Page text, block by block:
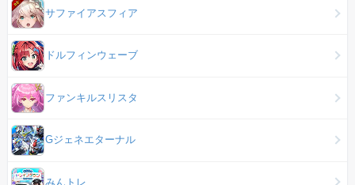
サファイアスフィア
ドルフィンウェーブ
ファンキルスリスタ
Gジェネエターナル
みんトレ